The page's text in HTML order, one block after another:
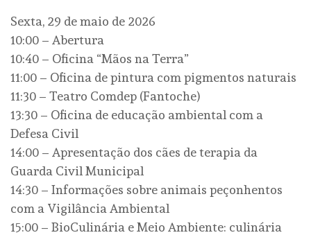
Sexta, 29 de maio de 2026
10:00 – Abertura
10:40 – Oficina “Mãos na Terra”
11:00 – Oficina de pintura com pigmentos naturais
11:30 – Teatro Comdep (Fantoche)
13:30 – Oficina de educação ambiental com a
Defesa Civil
14:00 – Apresentação dos cães de terapia da
Guarda Civil Municipal
14:30 – Informações sobre animais peçonhentos
com a Vigilância Ambiental
15:00 – BioCulinária e Meio Ambiente: culinária